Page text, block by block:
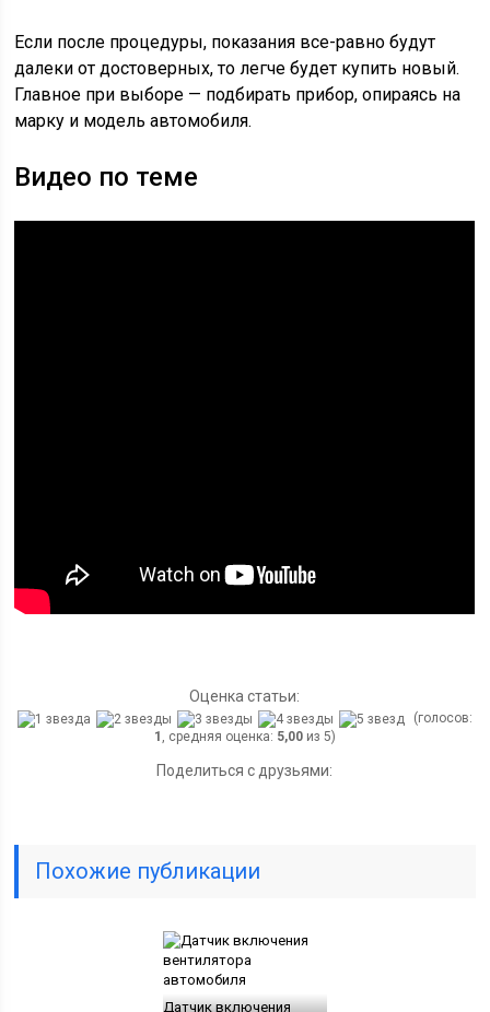
Если после процедуры, показания все-равно будут
далеки от достоверных, то легче будет купить новый.
Главное при выборе — подбирать прибор, опираясь на
марку и модель автомобиля.
Видео по теме
Оценка статьи:
(голосов:
1 , средняя оценка: 5,00из 5)
Поделиться с друзьями:
Похожие публикации
Датчик включения